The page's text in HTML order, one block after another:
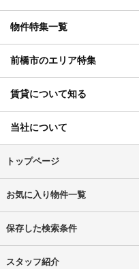
物件特集一覧
前橋市のエリア特集
賃貸について知る
当社について
トップページ
お気に入り物件一覧
保存した検索条件
スタッフ紹介